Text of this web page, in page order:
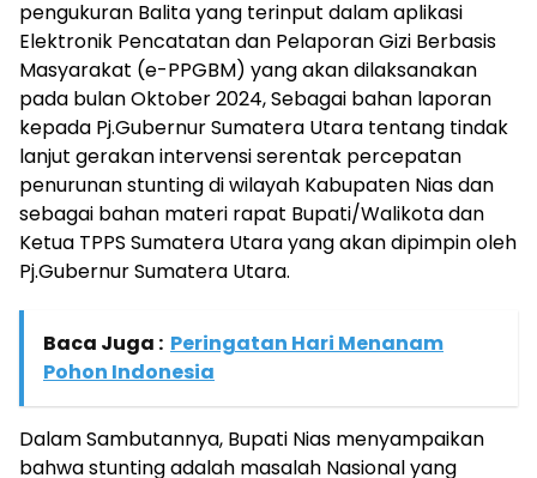
pengukuran Balita yang terinput dalam aplikasi
Elektronik Pencatatan dan Pelaporan Gizi Berbasis
Masyarakat (e-PPGBM) yang akan dilaksanakan
pada bulan Oktober 2024, Sebagai bahan laporan
kepada Pj.Gubernur Sumatera Utara tentang tindak
lanjut gerakan intervensi serentak percepatan
penurunan stunting di wilayah Kabupaten Nias dan
sebagai bahan materi rapat Bupati/Walikota dan
Ketua TPPS Sumatera Utara yang akan dipimpin oleh
Pj.Gubernur Sumatera Utara.
Baca Juga : Peringatan Hari Menanam
Pohon Indonesia
Dalam Sambutannya, Bupati Nias menyampaikan
bahwa stunting adalah masalah Nasional yang